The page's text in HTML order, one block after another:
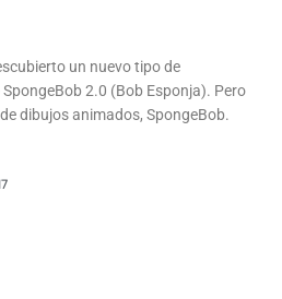
un nuevo tipo de
2.0 (Bob Esponja). Pero
dibujos animados, SpongeBob.